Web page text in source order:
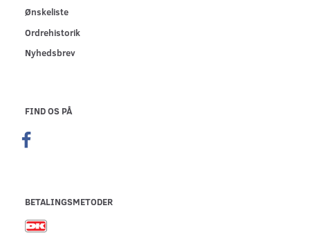
Ønskeliste
Ordrehistorik
Nyhedsbrev
FIND OS PÅ
BETALINGSMETODER